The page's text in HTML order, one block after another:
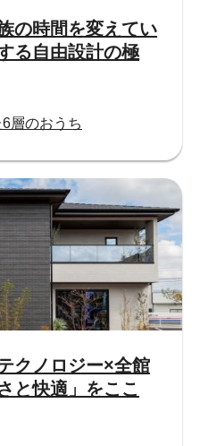
の時間を変えてい
る自由設計の極
層のおうち
クノロジー×全館
と快適」をここ